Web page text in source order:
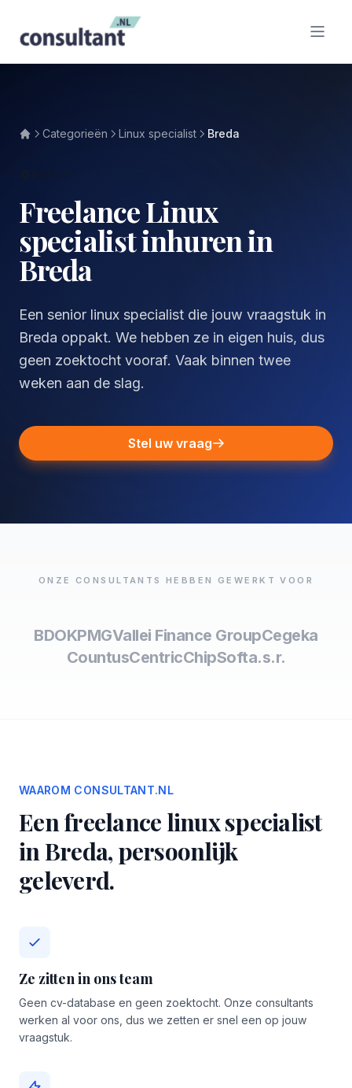
Categorieën Linux specialist Breda
Freelance Linux
specialist inhuren in
Breda
Een senior linux specialist die jouw vraagstuk in
Breda oppakt. We hebben ze in eigen huis, dus
geen zoektocht vooraf. Vaak binnen twee
weken aan de slag.
Stel uw vraag
ONZE CONSULTANTS HEBBEN GEWERKT VOOR
BDOKPMGVallei Finance GroupCegeka
CountusCentricChipSofta.s.r.
WAAROM CONSULTANT.NL
Een freelance linux specialist
in Breda, persoonlijk
geleverd.
Ze zitten in ons team
Geen cv-database en geen zoektocht. Onze consultants
werken al voor ons, dus we zetten er snel een op jouw
vraagstuk.